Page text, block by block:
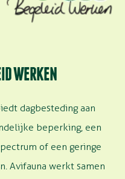
WERKEN
dagbesteding aan
beperking, een
of een geringe
Avifauna werkt samen